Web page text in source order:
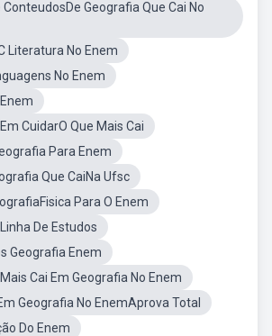
Geografia Que Cai No
Literatura No Enem
No Enem
CuidarO Que Mais Cai
Para Enem
Que CaiNa Ufsc
Para O Enem
De Estudos
Geografia Enem
Cai Em Geografia No Enem
Geografia No EnemAprova Total
Do Enem